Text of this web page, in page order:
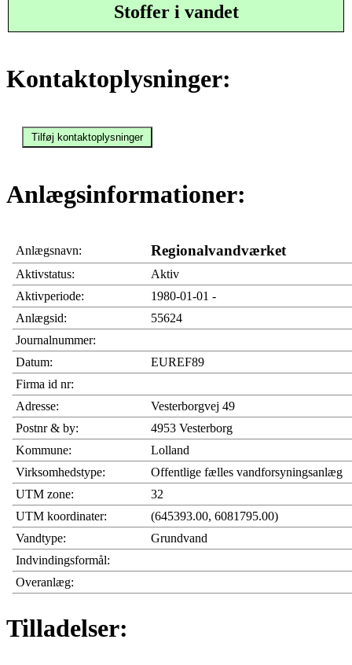
Stoffer i vandet
Kontaktoplysninger:
Anlægsinformationer:
Anlægsnavn: Regionalvandværket
Aktivstatus:
Aktiv
Aktivperiode:
1980-01-01 -
Anlægsid:
55624
Journalnummer:
Datum:
EUREF89
Firma id nr:
Adresse:
Vesterborgvej 49
Postnr & by:
4953 Vesterborg
Kommune:
Lolland
Virksomhedstype:
Offentlige fælles vandforsyningsanlæg
UTM zone:
32
UTM koordinater:
(645393.00, 6081795.00)
Vandtype:
Grundvand
Indvindingsformål:
Overanlæg:
Tilladelser: